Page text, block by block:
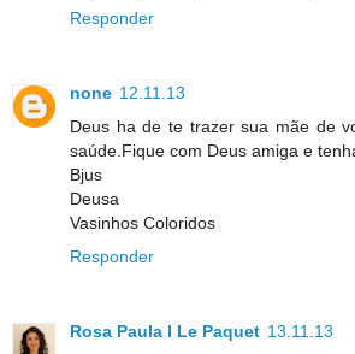
Responder
none 12.11.13
Deus ha de te trazer sua mãe de
saúde.Fique com Deus amiga e
Bjus
Deusa
Vasinhos Coloridos
Responder
Rosa Paula I Le Paquet 13.11.13